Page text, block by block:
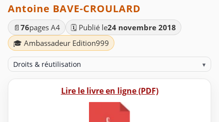
Antoine BAVE-CROULARD
📄 76pages A4 🗓️ Publié le24 novembre 2018
🎓 Ambassadeur Edition999
Droits & réutilisation ▾
Lire le livre en ligne (PDF)